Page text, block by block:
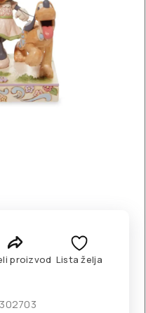
proizvod Lista želja